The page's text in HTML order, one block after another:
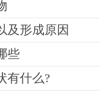
及形成原因
些
有什么?